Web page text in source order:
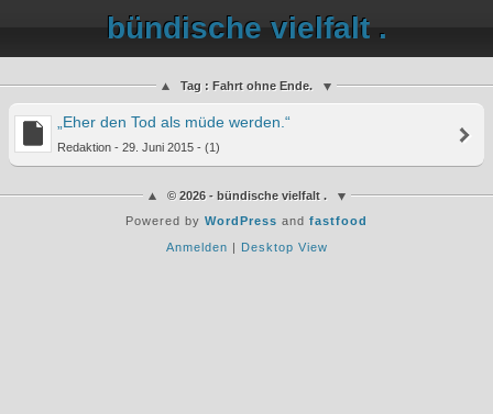
bündische vielfalt .
Tag : Fahrt ohne Ende.
„Eher den Tod als müde werden.“
Redaktion - 29. Juni 2015 - (1)
© 2026 - bündische vielfalt .
Powered by WordPress and fastfood
Anmelden | Desktop View